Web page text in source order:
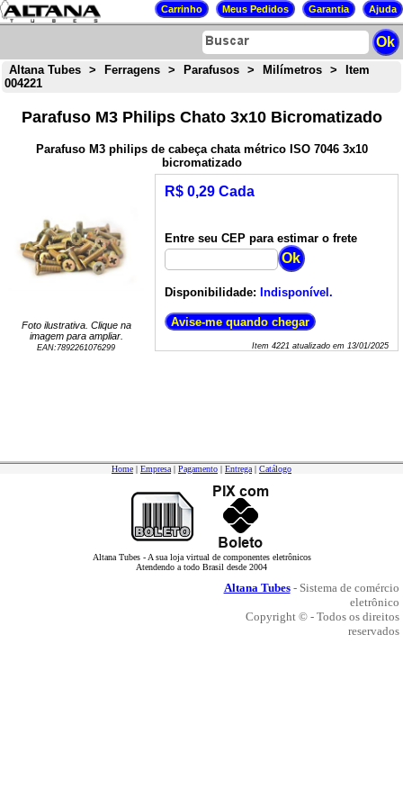
Altana Tubes > Ferragens > Parafusos > Milímetros >
Item
004221
Parafuso M3 Philips Chato 3x10 Bicromatizado
Parafuso M3 philips de cabeça chata métrico ISO 7046 3x10
bicromatizado
Foto ilustrativa. Clique na
imagem para ampliar.
EAN: 7892261076299
R$ 0,29 Cada
Entre seu CEP para estimar o frete
Disponibilidade: Indisponível.
Item 4221atualizado em 13/01/2025
Home | Empresa | Pagamento | Entrega | Catálogo
Altana Tubes - A sua loja virtual de componentes eletrônicos
Atendendo a todo Brasil desde 2004
Altana Tubes- Sistema de comércio
eletrônico
Copyright © - Todos os direitos
reservados